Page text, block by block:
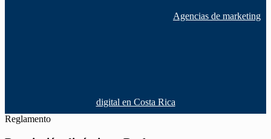
Agencias de marketing
digital en Costa Rica
Reglamento